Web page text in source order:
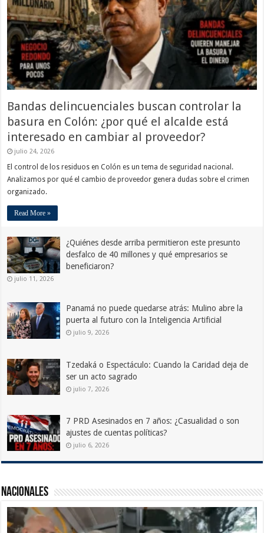
Bandas delincuenciales buscan controlar la
basura en Colón: ¿por qué el alcalde está
interesado en cambiar al proveedor?
julio 24, 2026
El control de los residuos en Colón es un tema de seguridad nacional.
Analizamos por qué el cambio de proveedor genera dudas sobre el crimen
organizado.
Read More »
¿Quiénes desde arriba permitieron este presunto
desfalco de 40 millones y qué empresarios se
beneficiaron?
julio 11, 2026
Panamá no puede quedarse atrás: Mulino abre la
puerta al futuro con la Inteligencia Artificial
julio 9, 2026
Tzedaká o Espectáculo: Cuando la Caridad deja de
ser un acto sagrado
julio 7, 2026
7 PRD Asesinados en 7 años: ¿Casualidad o son
ajustes de cuentas políticas?
julio 6, 2026
Nacionales